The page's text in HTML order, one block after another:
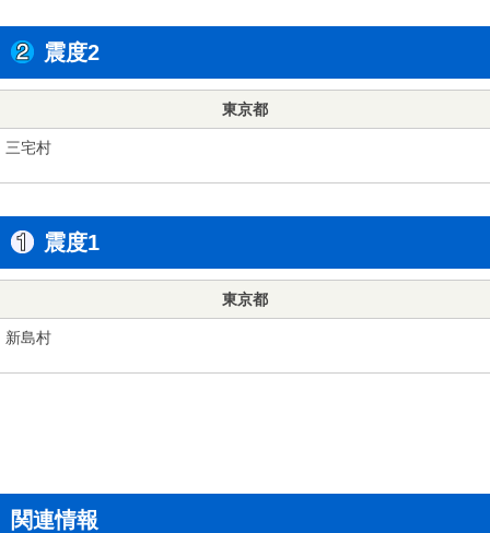
震度2
東京都
三宅村
震度1
東京都
新島村
関連情報